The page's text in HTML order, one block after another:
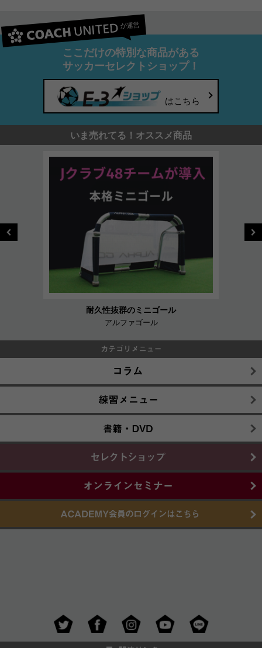
が運営
ここだけの特別な商品がある
サッカーセレクトショップ！
はこちら
いま売れてる！オススメ商品
耐久性抜群のミニゴール
アルファゴール